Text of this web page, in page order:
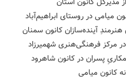
میامی در روستای ابراهیم‌آباد
آینده‌سازان کانون سمنان
مرکز فرهنگی‌هنری شهمیرزاد
پسران در کانون شاهرود
کانون میامی